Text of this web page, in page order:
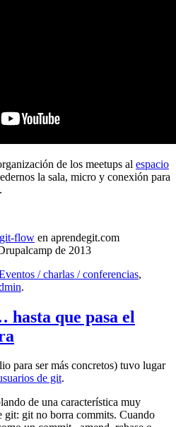
de los meetups al espacio
la sala, micro y conexión para
flow en aprendegit.com
de 2013
/ charlas / conferencias,
.
que pasa el
para ser más concretos) tuvo lugar
de git.
de una característica muy
git: git no borra commits. Cuando